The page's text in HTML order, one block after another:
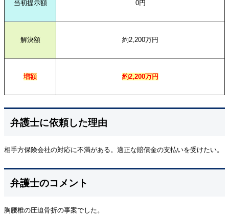
当初提示額 0円
解決額 約2,200万円
増額 約2,200万円
弁護士に依頼した理由
相手方保険会社の対応に不満がある。適正な賠償金の支払いを受けたい。
弁護士のコメント
胸腰椎の圧迫骨折の事案でした。